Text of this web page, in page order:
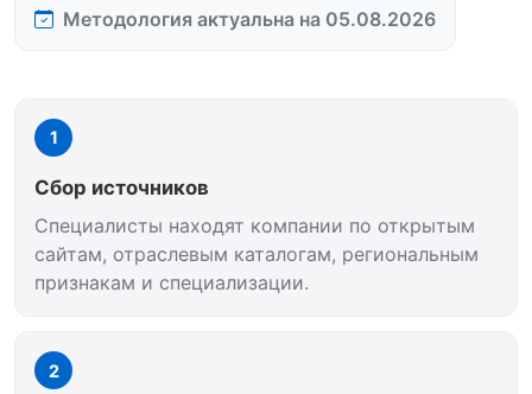
Методология актуальна на 05.08.2026
1
Сбор источников
Специалисты находят компании по открытым
сайтам, отраслевым каталогам, региональным
признакам и специализации.
2